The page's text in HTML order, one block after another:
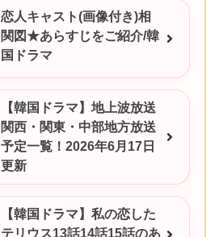
恋人キャスト(画像付き)相
関図★あらすじをご紹介/韓
国ドラマ
【韓国ドラマ】地上波放送
関西・関東・中部地方放送
予定一覧！2026年6月17日
更新
【韓国ドラマ】私の恋した
テリウス13話14話15話のあ